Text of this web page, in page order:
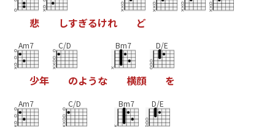
悲 しすぎるけれ ど
Am7
少年
C/D
のような
Bm7
横顔
D/E
を
Am7 C/D Bm7 D/E